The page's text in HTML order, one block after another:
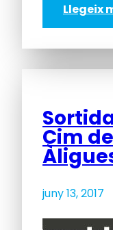
Llegeix
Cim
juny 13, 2017